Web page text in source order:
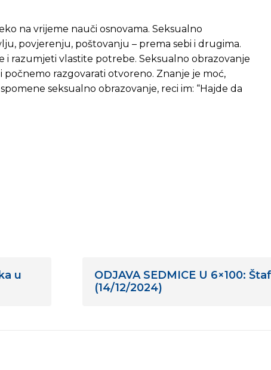
na vrijeme nauči osnovama. Seksualno
povjerenju, poštovanju – prema sebi i drugima.
i razumjeti vlastite potrebe. Seksualno obrazovanje
počnemo razgovarati otvoreno. Znanje je moć,
seksualno obrazovanje, reci im: “Hajde da
u
ODJAVA SEDMICE U 6×100:
(14/12/2024)